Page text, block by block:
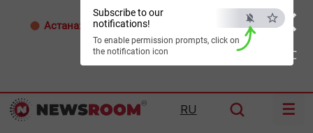
×
ESC
Subscribe to our
notifications!
To enable permission prompts, click on
the notification icon
Астана: 24°C Алматы: Шымкент:37°C
RU ☰